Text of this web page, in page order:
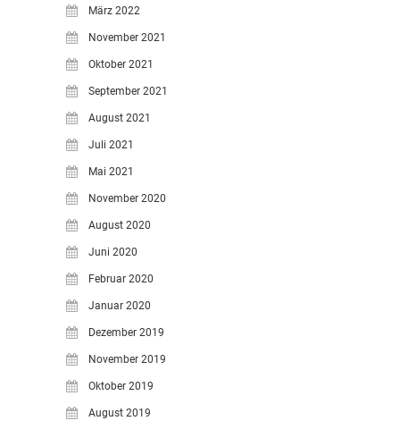
März 2022
November 2021
Oktober 2021
September 2021
August 2021
Juli 2021
Mai 2021
November 2020
August 2020
Juni 2020
Februar 2020
Januar 2020
Dezember 2019
November 2019
Oktober 2019
August 2019